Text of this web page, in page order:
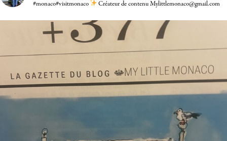
#monaco#visitmonaco
Créateur de contenu Mylittlemonaco@gmail.com